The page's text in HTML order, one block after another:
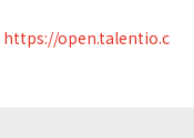
https://open.talentio.c